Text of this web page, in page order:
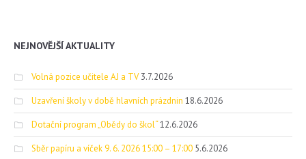
NEJNOVĚJŠÍ AKTUALITY
Volná pozice učitele AJ a TV 3.7.2026
Uzavření školy v době hlavních prázdnin 18.6.2026
Dotační program „Obědy do škol“12.6.2026
Sběr papíru a víček 9. 6. 2026 15:00 – 17:00 5.6.2026